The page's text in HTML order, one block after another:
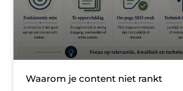
Waarom je content niet rankt